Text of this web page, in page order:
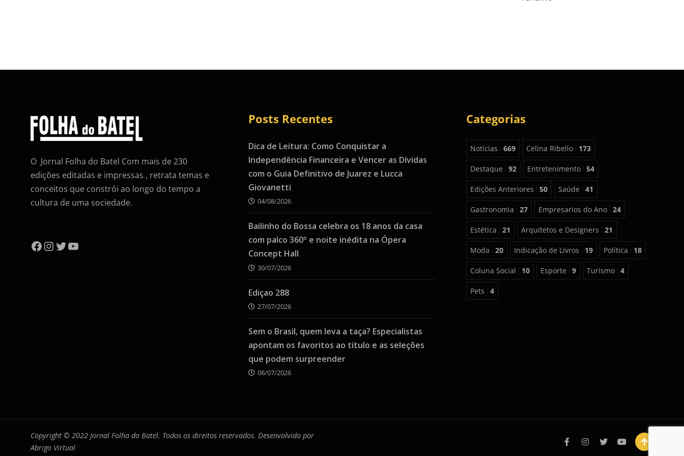
O Jornal Folha do Batel Com mais de 230
edições editadas e impressas , retrata temas e
conceitos que constrói ao longo do tempo a
cultura de uma sociedade.
Facebook
Instagram
Twitter
YouTube
Posts Recentes
Dica de Leitura: Como Conquistar a
Independência Financeira e Vencer as Dívidas
com o Guia Definitivo de Juarez e Lucca
Giovanetti
04/08/2026
Bailinho do Bossa celebra os 18 anos da casa
com palco 360º e noite inédita na Ópera
Concept Hall
30/07/2026
Ediçao 288
27/07/2026
Sem o Brasil, quem leva a taça? Especialistas
apontam os favoritos ao título e as seleções
que podem surpreender
06/07/2026
Categorias
Notícias 669 Celina Ribello 173
Destaque 92 Entretenimento 54
Edições Anteriores 50 Saúde 41
Gastronomia 27 Empresarios do Ano 24
Estética 21 Arquitetos e Designers 21
Moda 20 Indicação de Livros 19 Política 18
Coluna Social 10 Esporte 9 Turismo 4
Pets 4
Copyright © 2022 Jornal Folha do Batel. Todos os direitos reservados. Desenvolvido por
Abrigo Virtual